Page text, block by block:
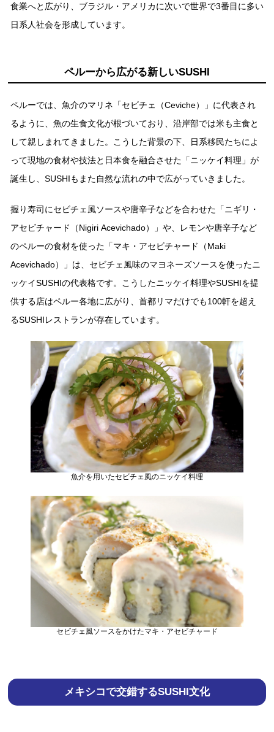
⾷業へと広がり、ブラジル・アメリカに次いで世界で3番⽬に多い
⽇系⼈社会を形成しています。
ペルーから広がる新しいSUSHI
ペルーでは、⿂介のマリネ「セビチェ（Ceviche）」に代表され
るように、⿂の⽣⾷⽂化が根づいており、沿岸部では⽶も主⾷と
して親しまれてきました。こうした背景の下、⽇系移⺠たちによ
って現地の⾷材や技法と⽇本⾷を融合させた「ニッケイ料理」が
誕⽣し、SUSHIもまた⾃然な流れの中で広がっていきました。
握り寿司にセビチェ風ソースや唐辛子などを合わせた「ニギリ・
アセビチャード（Nigiri Acevichado）」や、レモンや唐⾟⼦など
のペルーの⾷材を使った「マキ・アセビチャード（Maki
Acevichado）」は、セビチェ⾵味のマヨネーズソースを使ったニ
ッケイSUSHIの代表格です。こうしたニッケイ料理やSUSHIを提
供する店はペルー各地に広がり、⾸都リマだけでも100軒を超え
るSUSHIレストランが存在しています。
⿂介を⽤いたセビチェ⾵のニッケイ料理
セビチェ風ソースをかけたマキ・アセビチャード
メキシコで交錯するSUSHI⽂化